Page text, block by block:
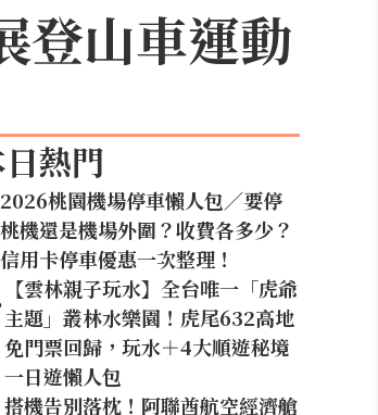
登山車運動
熱門
2026桃園機場停車懶人包／要停
桃機還是機場外圍？收費各多少？
信用卡停車優惠一次整理！
【雲林親子玩水】全台唯一「虎爺
主題」叢林水樂園！虎尾632高地
免門票回歸，玩水＋4大順遊秘境
一日遊懶人包
搭機告別落枕！阿聯酋航空經濟艙